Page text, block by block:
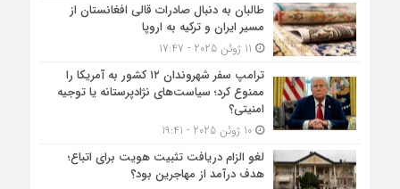
طالبان به دنبال صادرات قالی افغانستان از
مسیر ایران و ترکیه به اروپا
ترامپ سفر شهروندان ۱۲ کشور به آمریکا را
ممنوع کرد؛ سیاست‌های نژادپرستانه یا توجیه
امنیتی؟
10 ژوئن 2025 - 19:41
لغو الزام دریافت تثبیت هویت برای اتباع؛
هدف درآمد از مهاجرین بود؟